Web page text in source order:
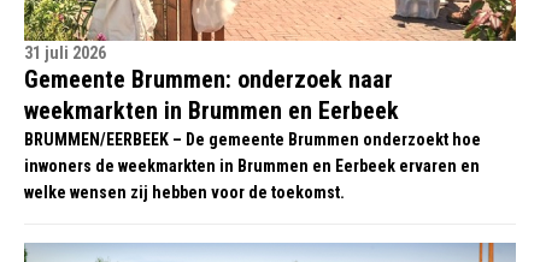
31 juli 2026
Gemeente Brummen: onderzoek naar
weekmarkten in Brummen en Eerbeek
BRUMMEN/EERBEEK – De gemeente Brummen onderzoekt hoe
inwoners de weekmarkten in Brummen en Eerbeek ervaren en
welke wensen zij hebben voor de toekomst.